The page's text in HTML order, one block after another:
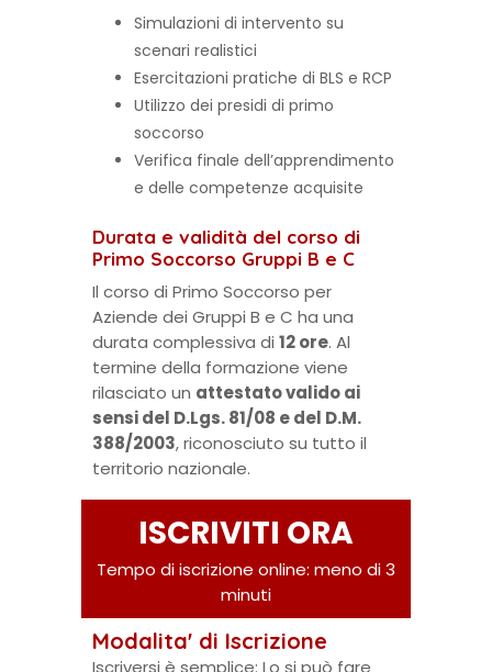
Simulazioni di intervento su
scenari realistici
Esercitazioni pratiche di BLS e RCP
Utilizzo dei presidi di primo
soccorso
Verifica finale dell’apprendimento
e delle competenze acquisite
Durata e validità del corso di
Primo Soccorso Gruppi B e C
Il corso di Primo Soccorso per
Aziende dei Gruppi B e C ha una
durata complessiva di 12 ore. Al
termine della formazione viene
rilasciato un attestato valido ai
sensi del D.Lgs. 81/08 e del D.M.
388/2003, riconosciuto su tutto il
territorio nazionale.
ISCRIVITI ORA
Tempo di iscrizione online: meno di 3
minuti
Modalita' di Iscrizione
Iscriversi è semplice: Lo si può fare